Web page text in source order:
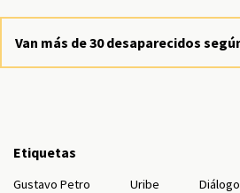
Van más de 30 desaparecidos
Etiquetas
Gustavo Petro Uribe